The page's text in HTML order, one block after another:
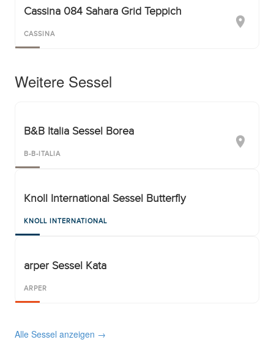
Cassina 084 Sahara Grid Teppich
CASSINA
Weitere Sessel
B&B Italia Sessel Borea
B-B-ITALIA
Knoll International Sessel Butterfly
KNOLL INTERNATIONAL
arper Sessel Kata
ARPER
Alle Sessel anzeigen →